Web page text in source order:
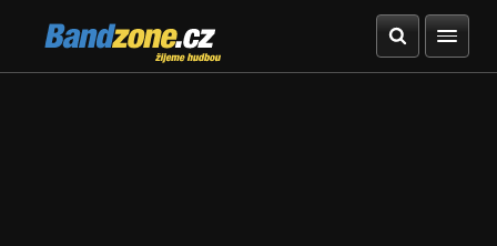
Bandzone.cz
žijeme hudbou